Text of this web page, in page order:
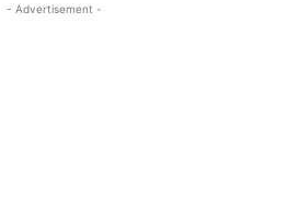
- Advertisement -